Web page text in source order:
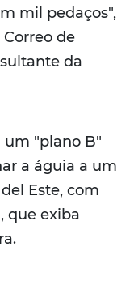
mil pedaços",
de
da
um "plano B"
a águia a um
Este, com
que exiba